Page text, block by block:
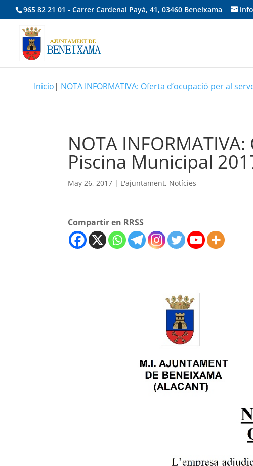
965 82 21 01 - Carrer Cardenal Payà, 41, 03460 Beneixama
Inicio| NOTA INFORMATIVA: Oferta d’ocupació per al
NOTA
Piscina Municipal
May 26, 2017 | L'ajuntament, Notícies
Compartir en RRSS